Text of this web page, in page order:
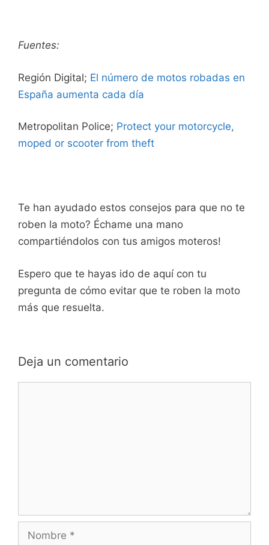
Fuentes:
Región Digital; El número de motos robadas en
España aumenta cada día
Metropolitan Police; Protect your motorcycle,
moped or scooter from theft
Te han ayudado estos consejos para que no te
roben la moto? Échame una mano
compartiéndolos con tus amigos moteros!
Espero que te hayas ido de aquí con tu
pregunta de cómo evitar que te roben la moto
más que resuelta.
Deja un comentario
Nombre